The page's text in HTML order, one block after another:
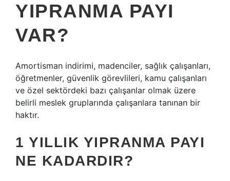
YIPRANMA PAYI
VAR?
Amortisman indirimi, madenciler, sağlık çalışanları,
öğretmenler, güvenlik görevlileri, kamu çalışanları
ve özel sektördeki bazı çalışanlar olmak üzere
belirli meslek gruplarında çalışanlara tanınan bir
haktır.
1 YILLIK YIPRANMA PAYI
NE KADARDIR?